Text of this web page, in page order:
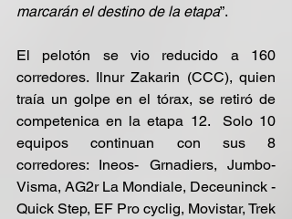
marcarán el destino de la etapa”.
El pelotón se vio reducido a 160
corredores. Ilnur Zakarin (CCC), quien
traía un golpe en el tórax, se retiró de
competenica en la etapa 12.  Solo 10
equipos continuan con sus 8
corredores: Ineos- Grnadiers, Jumbo-
Visma, AG2r La Mondiale, Deceuninck -
Quick Step, EF Pro cyclig, Movistar, Trek